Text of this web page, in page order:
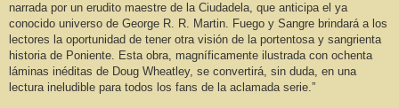
narrada por un erudito maestre de la Ciudadela, que anticipa el ya
conocido universo de George R. R. Martin. Fuego y Sangre brindará a los
lectores la oportunidad de tener otra visión de la portentosa y sangrienta
historia de Poniente. Esta obra, magníficamente ilustrada con ochenta
láminas inéditas de Doug Wheatley, se convertirá, sin duda, en una
lectura ineludible para todos los fans de la aclamada serie.”